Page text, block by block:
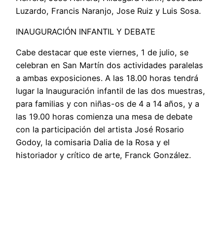
Luzardo, Francis Naranjo, Jose Ruiz y Luis Sosa.
INAUGURACIÓN INFANTIL Y DEBATE
Cabe destacar que este viernes, 1 de julio, se
celebran en San Martín dos actividades paralelas
a ambas exposiciones. A las 18.00 horas tendrá
lugar la Inauguración infantil de las dos muestras,
para familias y con niñas-os de 4 a 14 años, y a
las 19.00 horas comienza una mesa de debate
con la participación del artista José Rosario
Godoy, la comisaria Dalia de la Rosa y el
historiador y crítico de arte, Franck González.